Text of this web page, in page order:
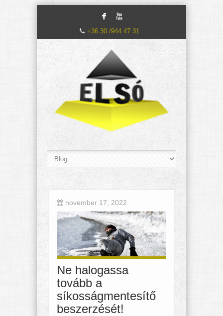
F X
+36 30 /944 47 31
november 17, 2022
Ne halogassa
tovább a
síkosságmentesítő
beszerzését!